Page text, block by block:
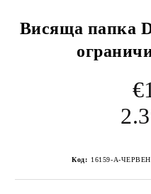
Висяща папка
Код: 16159-А-ЧЕРВЕН